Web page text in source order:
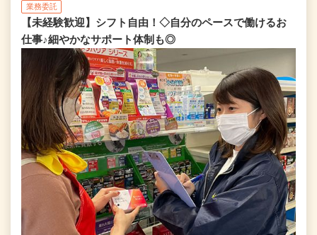
業務委託
【未経験歓迎】シフト自由！◇自分のペースで働けるお
仕事♪細やかなサポート体制も◎